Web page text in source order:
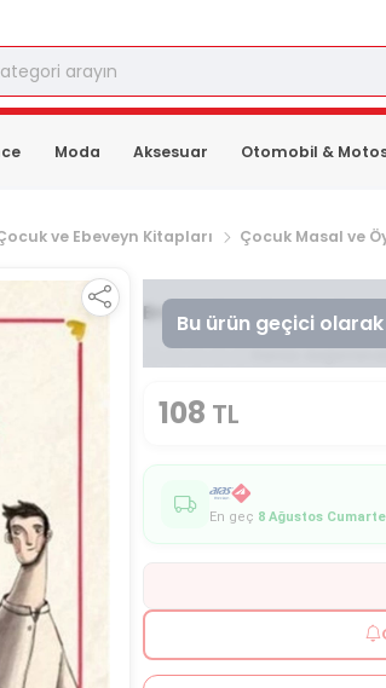
Moda Aksesuar Otomobil &
ve Ebeveyn Kitapları Çocuk Masal ve
Bu ürün geçici
Erdem Çocuk Leyla Ile
Henüz
108 TL
En geç 8 Ağustos